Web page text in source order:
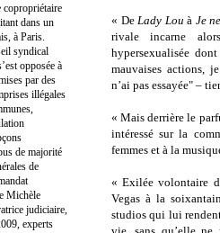
« DeLady Lou à Je
rivale incarne
hypersexualisée
mauvaises actions,
n’ai pas essayée" –
« Mais derrière le
intéressé sur la
femmes et à la
« Exilée volontaire
Vegas à la
studios qui lui
copropriétaire
dans un
à Paris.
syndical
opposée à
par des
illégales
de majorité
de
Michèle
judiciaire,
experts